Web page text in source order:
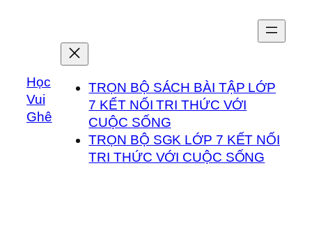
dungHọc
Vui
Ghê
TRỌN BỘ SÁCH BÀI TẬP LỚP
7 KẾT NỐI TRI THỨC VỚI
CUỘC SỐNG
TRỌN BỘ SGK LỚP 7 KẾT NỐI
TRI THỨC VỚI CUỘC SỐNG